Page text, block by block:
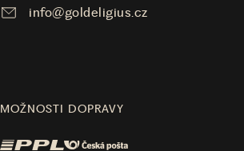
info@goldeligius.cz
MOŽNOSTI DOPRAVY